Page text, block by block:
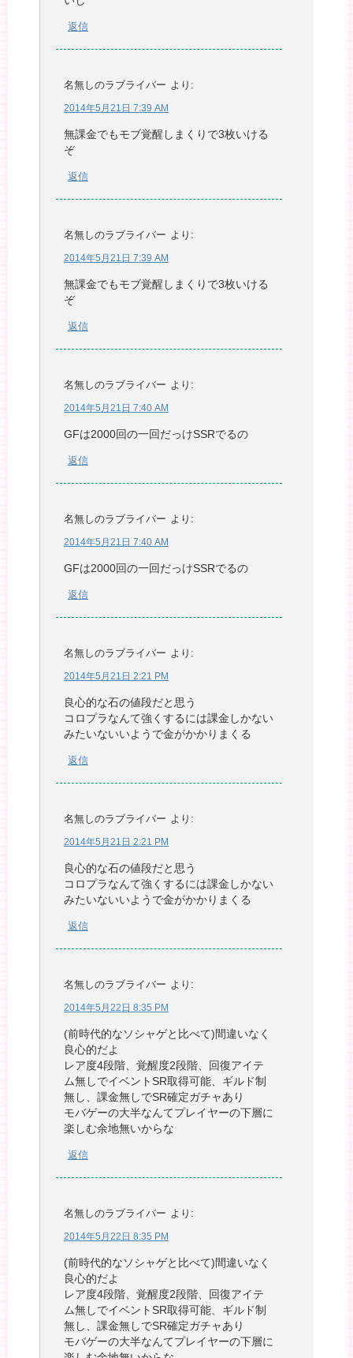
返信
名無しのラブライバー より:
2014年5月21日 7:39 AM
無課金でもモブ覚醒しまくりで3枚いける
ぞ
返信
名無しのラブライバー より:
2014年5月21日 7:39 AM
無課金でもモブ覚醒しまくりで3枚いける
ぞ
返信
名無しのラブライバー より:
2014年5月21日 7:40 AM
GFは2000回の一回だっけSSRでるの
返信
名無しのラブライバー より:
2014年5月21日 7:40 AM
GFは2000回の一回だっけSSRでるの
返信
名無しのラブライバー より:
2014年5月21日 2:21 PM
良心的な石の値段だと思う
コロプラなんて強くするには課金しかない
みたいないいようで金がかかりまくる
返信
名無しのラブライバー より:
2014年5月21日 2:21 PM
良心的な石の値段だと思う
コロプラなんて強くするには課金しかない
みたいないいようで金がかかりまくる
返信
名無しのラブライバー より:
2014年5月22日 8:35 PM
(前時代的なソシャゲと比べて)間違いなく
良心的だよ
レア度4段階、覚醒度2段階、回復アイテ
ム無しでイベントSR取得可能、ギルド制
無し、課金無しでSR確定ガチャあり
モバゲーの大半なんてプレイヤーの下層に
楽しむ余地無いからな
返信
名無しのラブライバー より:
2014年5月22日 8:35 PM
(前時代的なソシャゲと比べて)間違いなく
良心的だよ
レア度4段階、覚醒度2段階、回復アイテ
ム無しでイベントSR取得可能、ギルド制
無し、課金無しでSR確定ガチャあり
モバゲーの大半なんてプレイヤーの下層に